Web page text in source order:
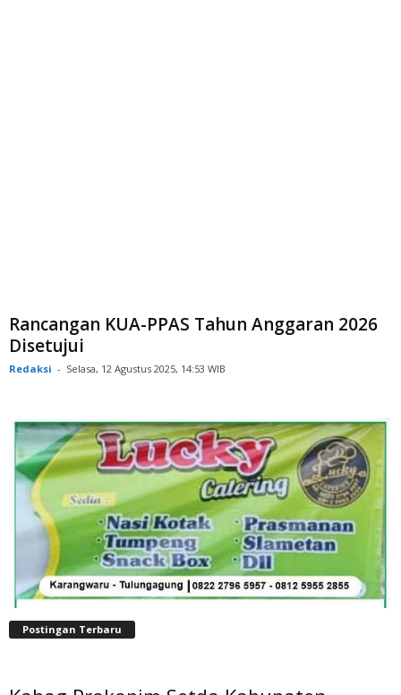
Rancangan KUA-PPAS Tahun Anggaran 2026
Disetujui
Redaksi - Selasa, 12 Agustus 2025, 14:53 WIB
Postingan Terbaru